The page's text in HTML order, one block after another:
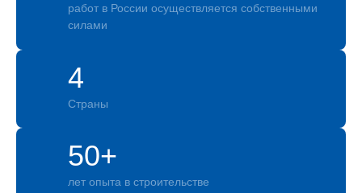
50+
лет опыта в строительстве
работ в России осуществляется собственными
силами
4
Страны